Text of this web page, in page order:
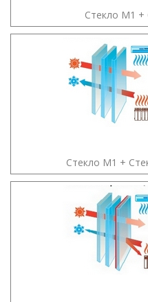
Стекло М1 +
Стекло М1 +